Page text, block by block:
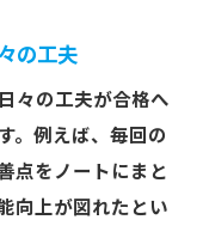
の工夫
々の工夫が合格へ
。例えば、毎回の
点をノートにまと
向上が図れたとい